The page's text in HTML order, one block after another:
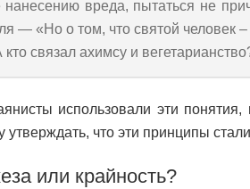
нанесению вреда, пытаться не
— «Но о том, что святой человек –
кто связал ахимсу и
использовали эти
утверждать, что эти принципы
или крайность?